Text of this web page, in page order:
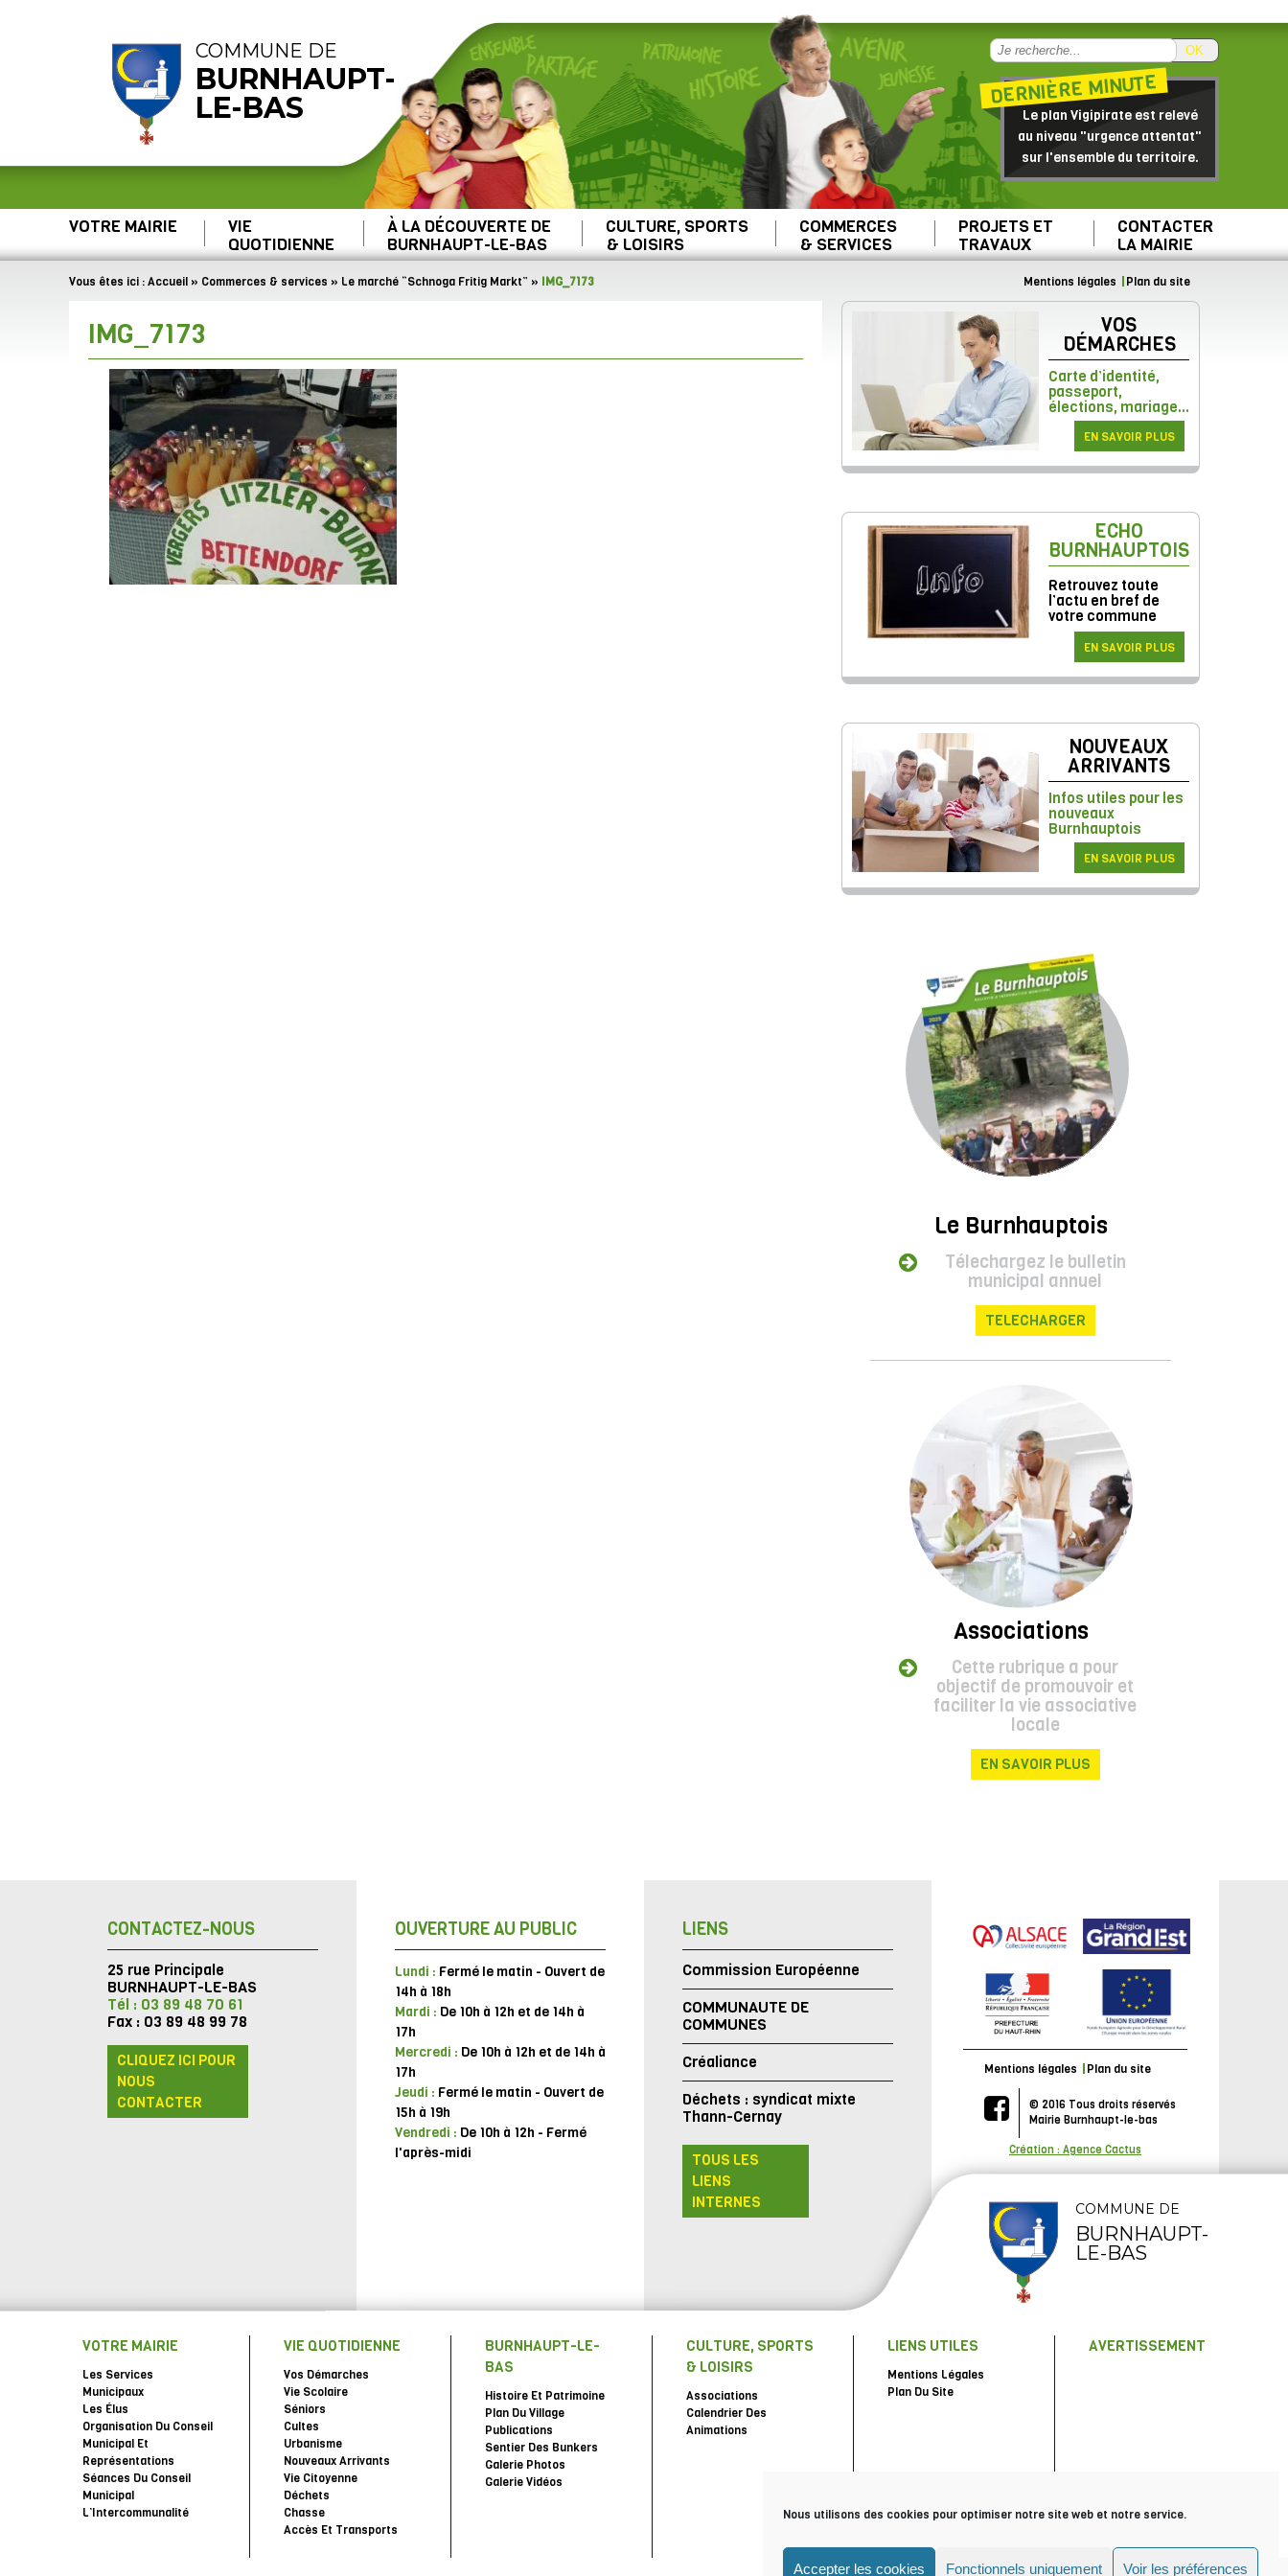
Nous utilisons des cookies pour optimiser notre site web et notre service.
Accepter les cookies Fonctionnels uniquement Voir les préférences
COMMUNE DE
BURNHAUPT-
LE-BAS
OK
DERNIÈRE MINUTE
Le plan Vigipirate est relevé
au niveau "urgence attentat"
sur l'ensemble du territoire.
VOTRE MAIRIE VIE
QUOTIDIENNE
À LA DÉCOUVERTE DE
BURNHAUPT-LE-BAS
CULTURE, SPORTS
& LOISIRS
COMMERCES
& SERVICES
PROJETS ET
TRAVAUX
CONTACTER
LA MAIRIE
Vous êtes ici :Accueil » Commerces & services » Le marché “Schnoga Fritig Markt” » IMG_7173 Mentions légales Plan du site
IMG_7173 VOS
DÉMARCHES
Carte d’identité,
passeport,
élections, mariage...
EN SAVOIR PLUS
ECHO
BURNHAUPTOIS
Retrouvez toute
l’actu en bref de
votre commune
EN SAVOIR PLUS
NOUVEAUX
ARRIVANTS
Infos utiles pour les
nouveaux
Burnhauptois
EN SAVOIR PLUS
Le Burnhauptois
Télechargez le bulletin
municipal annuel
TELECHARGER
Associations
Cette rubrique a pour
objectif de promouvoir et
faciliter la vie associative
locale
EN SAVOIR PLUS
CONTACTEZ-NOUS
25 rue Principale
BURNHAUPT-LE-BAS
Tél : 03 89 48 70 61
Fax : 03 89 48 99 78
CLIQUEZ ICI POUR
NOUS
CONTACTER
OUVERTURE AU PUBLIC
Lundi : Fermé le matin - Ouvert de
14h à 18h
Mardi : De 10h à 12h et de 14h à
17h
Mercredi : De 10h à 12h et de 14h à
17h
Jeudi : Fermé le matin - Ouvert de
15h à 19h
Vendredi : De 10h à 12h - Fermé
l'après-midi
LIENS
Commission Européenne
COMMUNAUTE DE
COMMUNES
Créaliance
Déchets : syndicat mixte
Thann-Cernay
TOUS LES
LIENS
INTERNES
Mentions légales Plan du site
© 2016 Tous droits réservés
Mairie Burnhaupt-le-bas
Création : Agence Cactus
COMMUNE DE
BURNHAUPT-
LE-BAS
VOTRE MAIRIE
Les Services
Municipaux
Les Élus
Organisation Du Conseil
Municipal Et
Représentations
Séances Du Conseil
Municipal
L’Intercommunalité
VIE QUOTIDIENNE
Vos Démarches
Vie Scolaire
Séniors
Cultes
Urbanisme
Nouveaux Arrivants
Vie Citoyenne
Déchets
Chasse
Accès Et Transports
BURNHAUPT-LE-
BAS
Histoire Et Patrimoine
Plan Du Village
Publications
Sentier Des Bunkers
Galerie Photos
Galerie Vidéos
CULTURE, SPORTS
& LOISIRS
Associations
Calendrier Des
Animations
LIENS UTILES
Mentions Légales
Plan Du Site
AVERTISSEMENT